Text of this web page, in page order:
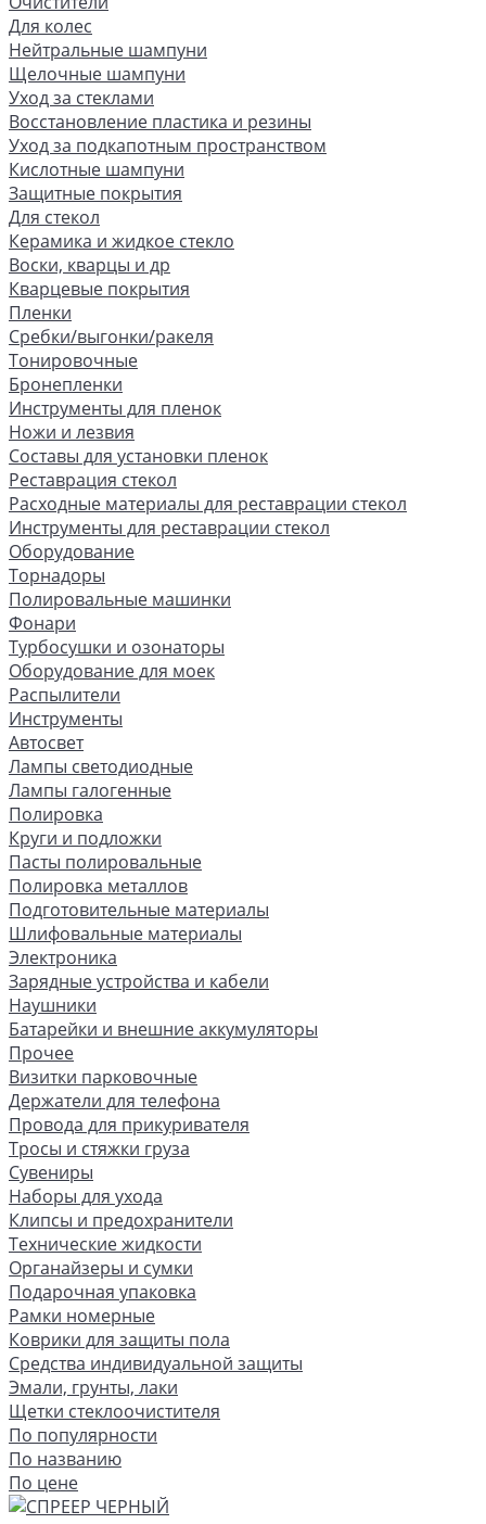
Для колес
Нейтральные шампуни
Щелочные шампуни
Уход за стеклами
Восстановление пластика и резины
Уход за подкапотным пространством
Кислотные шампуни
Защитные покрытия
Для стекол
Керамика и жидкое стекло
Воски, кварцы и др
Кварцевые покрытия
Пленки
Сребки/выгонки/ракеля
Тонировочные
Бронепленки
Инструменты для пленок
Ножи и лезвия
Составы для установки пленок
Реставрация стекол
Расходные материалы для реставрации стекол
Инструменты для реставрации стекол
Оборудование
Торнадоры
Полировальные машинки
Фонари
Турбосушки и озонаторы
Оборудование для моек
Распылители
Инструменты
Автосвет
Лампы светодиодные
Лампы галогенные
Полировка
Круги и подложки
Пасты полировальные
Полировка металлов
Подготовительные материалы
Шлифовальные материалы
Электроника
Зарядные устройства и кабели
Наушники
Батарейки и внешние аккумуляторы
Прочее
Визитки парковочные
Держатели для телефона
Провода для прикуривателя
Тросы и стяжки груза
Сувениры
Наборы для ухода
Клипсы и предохранители
Технические жидкости
Органайзеры и сумки
Подарочная упаковка
Рамки номерные
Коврики для защиты пола
Средства индивидуальной защиты
Эмали, грунты, лаки
Щетки стеклоочистителя
По популярности
По названию
По цене